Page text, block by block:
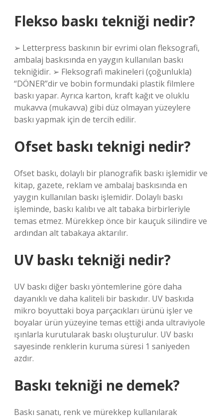
Flekso baskı tekniği nedir?
➢ Letterpress baskının bir evrimi olan fleksografi,
ambalaj baskısında en yaygın kullanılan baskı
tekniğidir. ➢ Fleksografi makineleri (çoğunlukla)
“DÖNER”dir ve bobin formundaki plastik filmlere
baskı yapar. Ayrıca karton, kraft kağıt ve oluklu
mukavva (mukavva) gibi düz olmayan yüzeylere
baskı yapmak için de tercih edilir.
Ofset baskı teknigi nedir?
Ofset baskı, dolaylı bir planografik baskı işlemidir ve
kitap, gazete, reklam ve ambalaj baskısında en
yaygın kullanılan baskı işlemidir. Dolaylı baskı
işleminde, baskı kalıbı ve alt tabaka birbirleriyle
temas etmez. Mürekkep önce bir kauçuk silindire ve
ardından alt tabakaya aktarılır.
UV baskı tekniği nedir?
UV baskı diğer baskı yöntemlerine göre daha
dayanıklı ve daha kaliteli bir baskıdır. UV baskıda
mikro boyuttaki boya parçacıkları ürünü işler ve
boyalar ürün yüzeyine temas ettiği anda ultraviyole
ışınlarla kurutularak baskı oluşturulur. UV baskı
sayesinde renklerin kuruma süresi 1 saniyeden
azdır.
Baskı tekniği ne demek?
Baskı sanatı, renk ve mürekkep kullanılarak